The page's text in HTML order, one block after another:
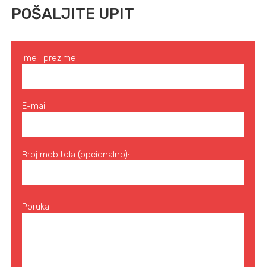
POŠALJITE UPIT
Ime i prezime:
E-mail:
Broj mobitela (opcionalno):
Poruka: